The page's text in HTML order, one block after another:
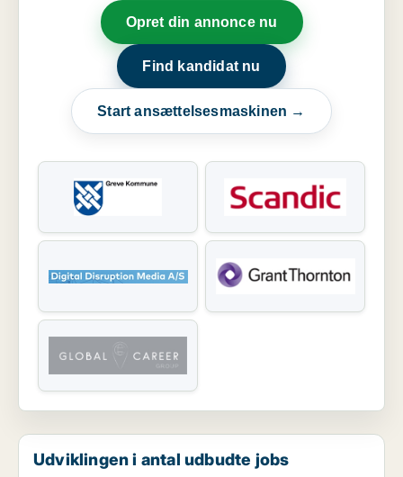
Opret din annonce nu
Find kandidat nu
Start ansættelsesmaskinen →
Udviklingen i antal udbudte jobs